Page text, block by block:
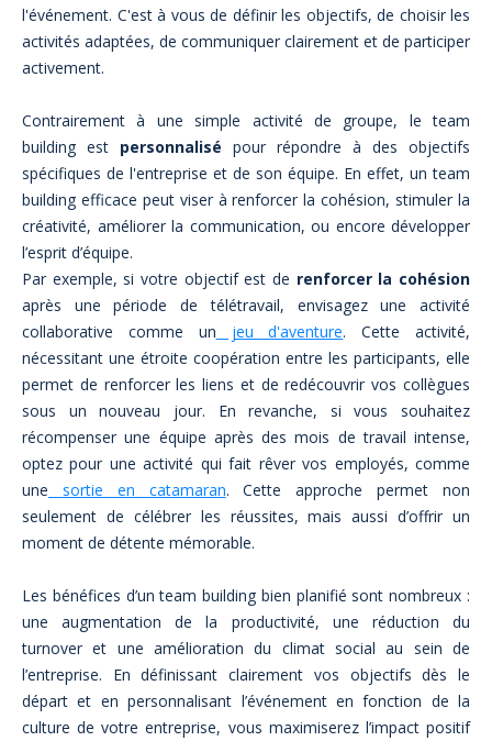
l'événement. C'est à vous de définir les objectifs, de choisir les
activités adaptées, de communiquer clairement et de participer
activement.
Contrairement à une simple activité de groupe, le team
building est personnalisé pour répondre à des objectifs
spécifiques de l'entreprise et de son équipe. En effet, un team
building efficace peut viser à renforcer la cohésion, stimuler la
créativité, améliorer la communication, ou encore développer
l’esprit d’équipe.
Par exemple, si votre objectif est de renforcer la cohésion
après une période de télétravail, envisagez une activité
collaborative comme un jeu d'aventure. Cette activité,
nécessitant une étroite coopération entre les participants, elle
permet de renforcer les liens et de redécouvrir vos collègues
sous un nouveau jour. En revanche, si vous souhaitez
récompenser une équipe après des mois de travail intense,
optez pour une activité qui fait rêver vos employés, comme
une sortie en catamaran. Cette approche permet non
seulement de célébrer les réussites, mais aussi d’offrir un
moment de détente mémorable.
Les bénéfices d’un team building bien planifié sont nombreux :
une augmentation de la productivité, une réduction du
turnover et une amélioration du climat social au sein de
l’entreprise. En définissant clairement vos objectifs dès le
départ et en personnalisant l’événement en fonction de la
culture de votre entreprise, vous maximiserez l’impact positif